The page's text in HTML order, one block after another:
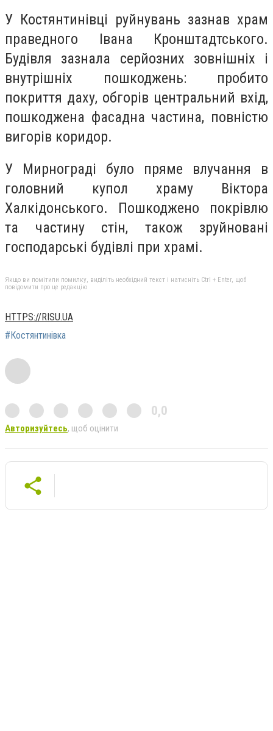
У Костянтинівці руйнувань зазнав храм
праведного Івана Кронштадтського.
Будівля зазнала серйозних зовнішніх і
внутрішніх пошкоджень: пробито
покриття даху, обгорів центральний вхід,
пошкоджена фасадна частина, повністю
вигорів коридор.
У Мирнограді було пряме влучання в
головний купол храму Віктора
Халкідонського. Пошкоджено покрівлю
та частину стін, також зруйновані
господарські будівлі при храмі.
Якщо ви помітили помилку, виділіть необхідний текст і натисніть Ctrl + Enter, щоб
повідомити про це редакцію
HTTPS://RISU.UA
#Костянтинівка
0,0
Авторизуйтесь, щоб оцінити